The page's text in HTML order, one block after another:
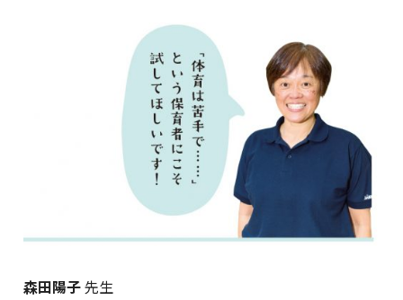
森田陽子先生